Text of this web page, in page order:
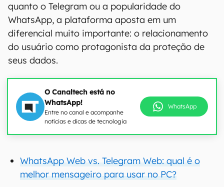
quanto o Telegram ou a popularidade do
WhatsApp, a plataforma aposta em um
diferencial muito importante: o relacionamento
do usuário como protagonista da proteção de
seus dados.
O Canaltech está no
WhatsApp!
Entre no canal e acompanhe
notícias e dicas de tecnologia
WhatsApp
WhatsApp Web vs. Telegram Web: qual é o
melhor mensageiro para usar no PC?